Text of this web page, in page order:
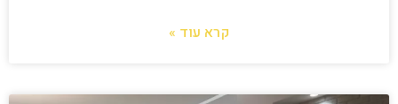
קרא עוד »